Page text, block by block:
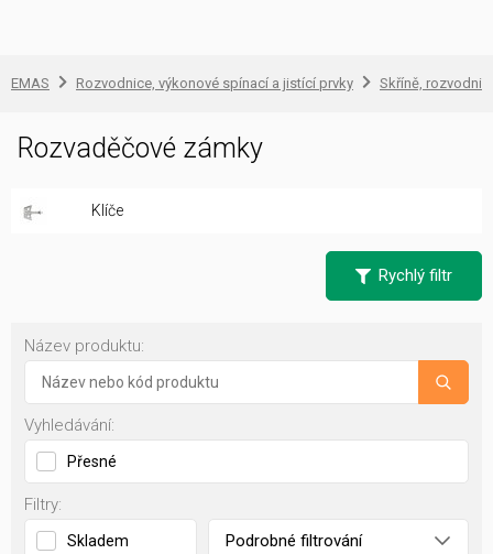
EMAS Rozvodnice, výkonové spínací a jistící prvky Skříně,
Rozvaděčové zámky
Klíče
Rychlý filtr
Název produktu:
Vyhledávání:
Přesné
Filtry:
Skladem Podrobné filtrování